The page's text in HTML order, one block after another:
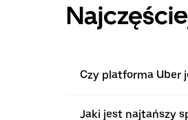
Czy platforma Uber
Jaki jest najtańszy